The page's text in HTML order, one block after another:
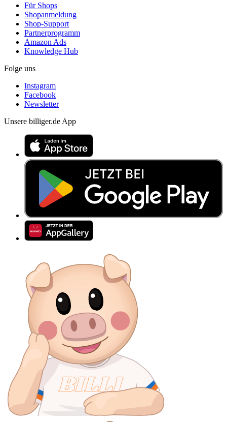
Für Shops
Shopanmeldung
Shop-Support
Partnerprogramm
Amazon Ads
Knowledge Hub
Folge uns
Instagram
Facebook
Newsletter
Unsere billiger.de App